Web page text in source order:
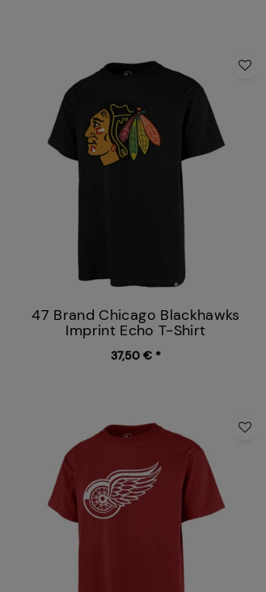
47 Brand Chicago Blackhawks
Imprint Echo T-Shirt
37,50 € *